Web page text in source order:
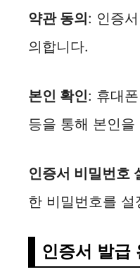
약관 동의: 인증
의합니다.
본인 확인: 휴대
등을 통해 본인을
인증서 비밀번호
한 비밀번호를 설
인증서 발급